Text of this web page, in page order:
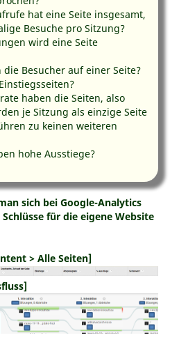
hat eine Seite insgesamt,
Besuche pro Sitzung?
wird eine Seite
Besucher auf einer Seite?
haben die Seiten, also
je Sitzung als einzige Seite
zu keinen weiteren
hohe Ausstiege?
sich bei Google-Analytics
für die eigene Website
> Alle Seiten]